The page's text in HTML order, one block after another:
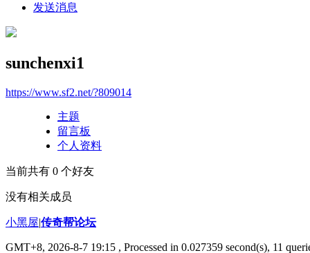
发送消息
sunchenxi1
https://www.sf2.net/?809014
主题
留言板
个人资料
当前共有 0 个好友
没有相关成员
小黑屋|传奇帮论坛
GMT+8, 2026-8-7 19:15 , Processed in 0.027359 second(s), 11